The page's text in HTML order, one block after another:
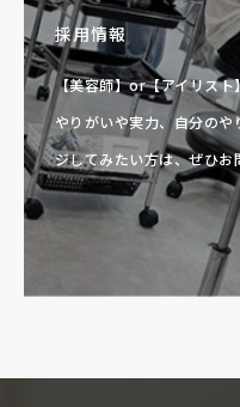
採用情報
【美容師】or【アイリスト
やりがいや実力、自分の
ジしてみたい方は、ぜひ